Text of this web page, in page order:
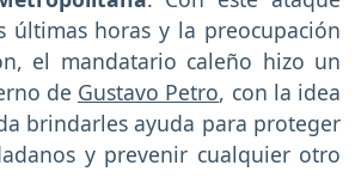
últimas horas y la preocupación
el mandatario caleño hizo un
de Gustavo Petro, con la idea
brindarles ayuda para proteger
y prevenir cualquier otro